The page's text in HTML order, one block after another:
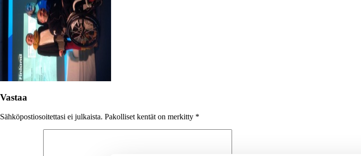
Vastaa
Sähköpostiosoitettasi ei julkaista. Pakolliset kentät on merkitty *